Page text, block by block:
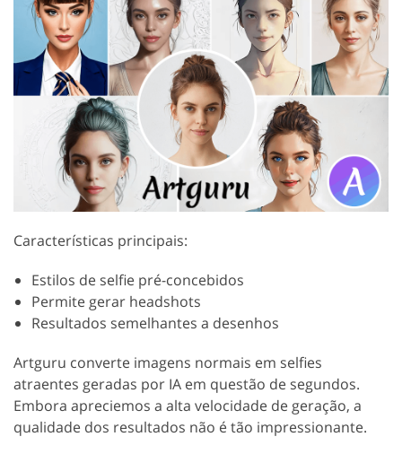
Características principais:
Estilos de selfie pré-concebidos
Permite gerar headshots
Resultados semelhantes a desenhos
Artguru converte imagens normais em selfies
atraentes geradas por IA em questão de segundos.
Embora apreciemos a alta velocidade de geração, a
qualidade dos resultados não é tão impressionante.